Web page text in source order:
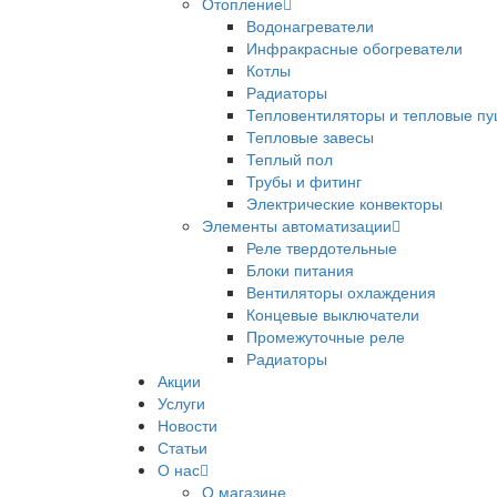
Водонагреватели
Инфракрасные обогреватели
Котлы
Радиаторы
Тепловентиляторы и тепловые
Тепловые завесы
Теплый пол
Трубы и фитинг
Электрические конвекторы
Элементы автоматизации
Реле твердотельные
Блоки питания
Вентиляторы охлаждения
Концевые выключатели
Промежуточные реле
Радиаторы
Акции
Услуги
Новости
Статьи
О нас
О магазине